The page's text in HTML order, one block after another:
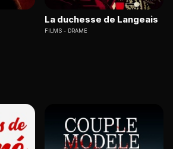
La duchesse de Langeais
FILMS DRAME